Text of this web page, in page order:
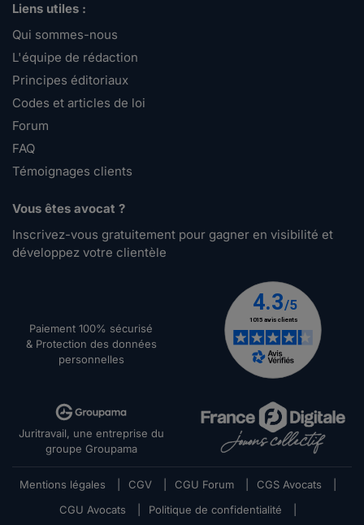
Liens utiles :
Qui sommes-nous
L'équipe de rédaction
Principes éditoriaux
Codes et articles de loi
Forum
FAQ
Témoignages clients
Vous êtes avocat ?
Inscrivez-vous gratuitement pour gagner en visibilité et
développez votre clientèle
Paiement 100% sécurisé
& Protection des données
personnelles
Juritravail, une entreprise du
groupe Groupama
Mentions légales CGV CGU Forum CGS Avocats
CGU Avocats
Politique de confidentialité